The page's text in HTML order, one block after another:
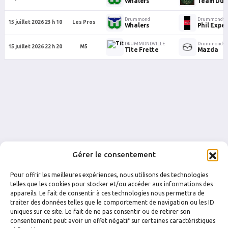
Gérer le consentement
Pour offrir les meilleures expériences, nous utilisons des technologies
telles que les cookies pour stocker et/ou accéder aux informations des
appareils. Le fait de consentir à ces technologies nous permettra de
traiter des données telles que le comportement de navigation ou les ID
uniques sur ce site. Le fait de ne pas consentir ou de retirer son
consentement peut avoir un effet négatif sur certaines caractéristiques
15 juillet 2026 23 h 10 Les Pros
Drummond
Whalers Phil
15 juillet 2026 22 h 20 M5
DRUMMONDVILLE
Tite Frette Mazda
FACEBOOK INSTAGRAM